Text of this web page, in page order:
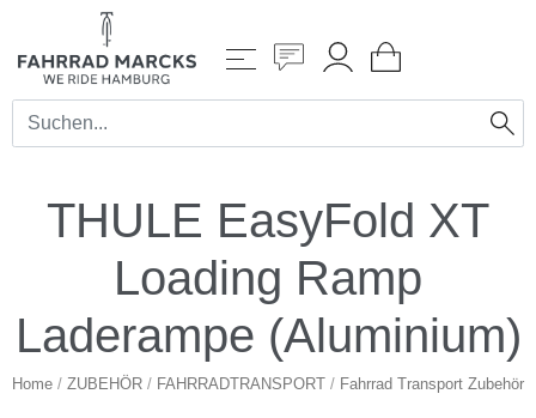
THULE EasyFold XT
Loading Ramp
Laderampe (Aluminium)
Home / ZUBEHÖR / FAHRRADTRANSPORT / Fahrrad Transport Zubehör